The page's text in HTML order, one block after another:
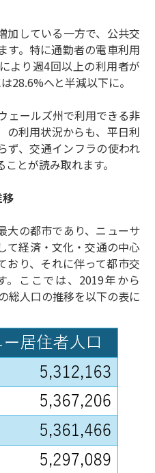
加している一方で、公共交
す。特に通勤者の電車利用
より週4回以上の利用者が
28.6%へと半減以下に。
ェールズ州で利用できる非
の利用状況からも、平日利
ず、交通インフラの使われ
とが読み取れます。
大の都市であり、ニューサ
て経済・文化・交通の中心
おり、それに伴って都市交
。ここでは、2019年から
総人口の推移を以下の表に